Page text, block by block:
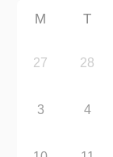
M T
27 28
3 4